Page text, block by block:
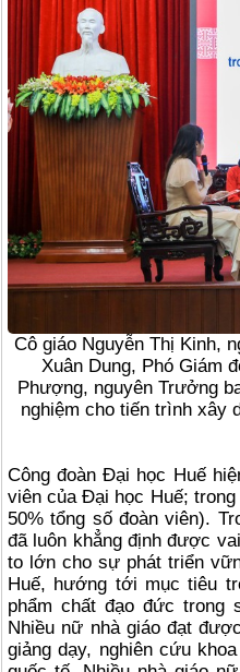
Cô giáo Nguyễn Thị Kinh,
Xuân Dung, Phó Giám
Phượng, nguyên Trưởng
nghiệm cho tiến trình xây
Công đoàn Đại học Huế
viên của Đại học Huế;
50% tổng số đoàn viên).
đã luôn khẳng định được
to lớn cho sự phát triển
Huế, hướng tới mục tiêu
phẩm chất đạo đức trong
Nhiều nữ nhà giáo đạt
giảng dạy, nghiên cứu